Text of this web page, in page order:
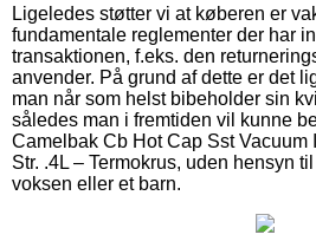
Ligeledes støtter vi at køberen er
fundamentale reglementer der har
transaktionen, f.eks. den
anvender. På grund af dette er det
man når som helst bibeholder sin
således man i fremtiden vil kunne
Camelbak Cb Hot Cap Sst Vacuum
Str. .4L – Termokrus, uden hensyn
voksen eller et barn.